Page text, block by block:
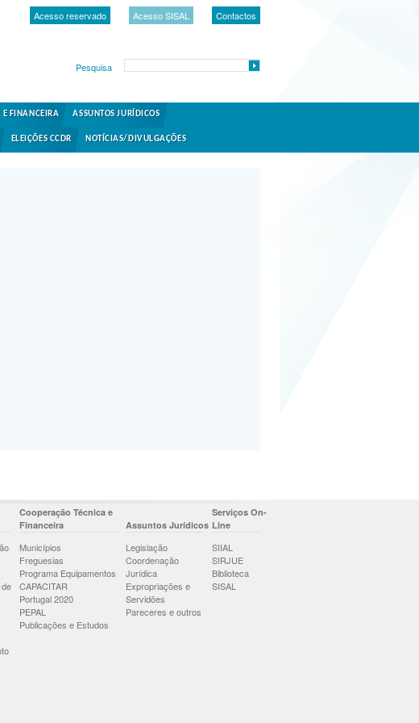
Acesso reservado Acesso SISAL Contactos
Pesquisa
E FINANCEIRA ASSUNTOS JURÍDICOS
ELEIÇÕES CCDR NOTÍCIAS/DIVULGAÇÕES
Cooperação Técnica e
Financeira
Municípios
Freguesias
Programa Equipamentos
CAPACITAR
Portugal 2020
PEPAL
Publicações e Estudos
Assuntos Jurídicos
Legislação
Coordenação
Jurídica
Expropriações e
Servidões
Pareceres e outros
Serviços On-
Line
SIIAL
SIRJUE
Biblioteca
SISAL